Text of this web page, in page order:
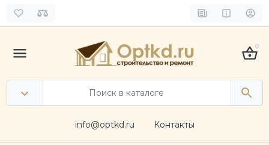
0
info@optkd.ru Контакты